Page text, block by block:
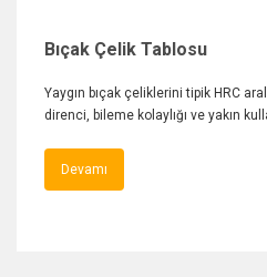
Bıçak Çelik Tablosu
Yaygın bıçak çeliklerini tipik HRC
direnci, bileme kolaylığı ve yakın
Devamı